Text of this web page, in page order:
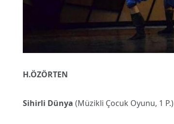
H.ÖZÖRTEN
Sihirli Dünya (Müzikli Çocuk Oyunu, 1 P.)